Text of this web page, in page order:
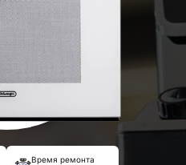
Время ремонта